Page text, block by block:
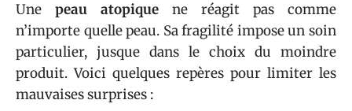
Une peau atopique ne réagit pas comme
n’importe quelle peau. Sa fragilité impose un soin
particulier, jusque dans le choix du moindre
produit. Voici quelques repères pour limiter les
mauvaises surprises :